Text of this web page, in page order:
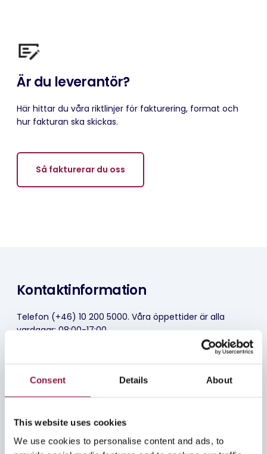
Consent Details About
This website uses cookies
We use cookies to personalise content and ads, to
Är du leverantör?
Här hittar du våra riktlinjer för fakturering, format och
hur fakturan ska skickas.
Så fakturerar du oss
Kontaktinformation
Telefon (+46) 10 200 5000. Våra öppettider är alla
vardagar: 08:00-17:00.
Du har även möjlighet att kontakta oss via chatt i
Sandefjord Oslo